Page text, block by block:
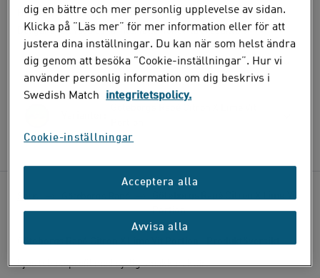
Hur ofta vill du få din order?
Det går ej att välja olika intervaller för olika produkter.
Välj
Portion
Göteborgs Rapé Citron X Lime Vit Portion - Produktöversikt
Ljus tobaksprofil med syrlig smakkaraktär.
dig en bättre och mer personlig upplevelse av sidan.
Klicka på ”Läs mer” för mer information eller för att
justera dina inställningar. Du kan när som helst ändra
dig genom att besöka ”Cookie-inställningar”. Hur vi
använder personlig information om dig beskrivs i
Swedish Match
integritetspolicy.
Cookie-inställningar
Acceptera alla
Avvisa alla